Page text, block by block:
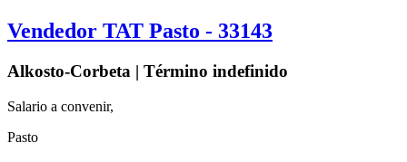
Vendedor TAT Pasto - 33143
Alkosto-Corbeta | Término indefinido
Salario a convenir,
Pasto